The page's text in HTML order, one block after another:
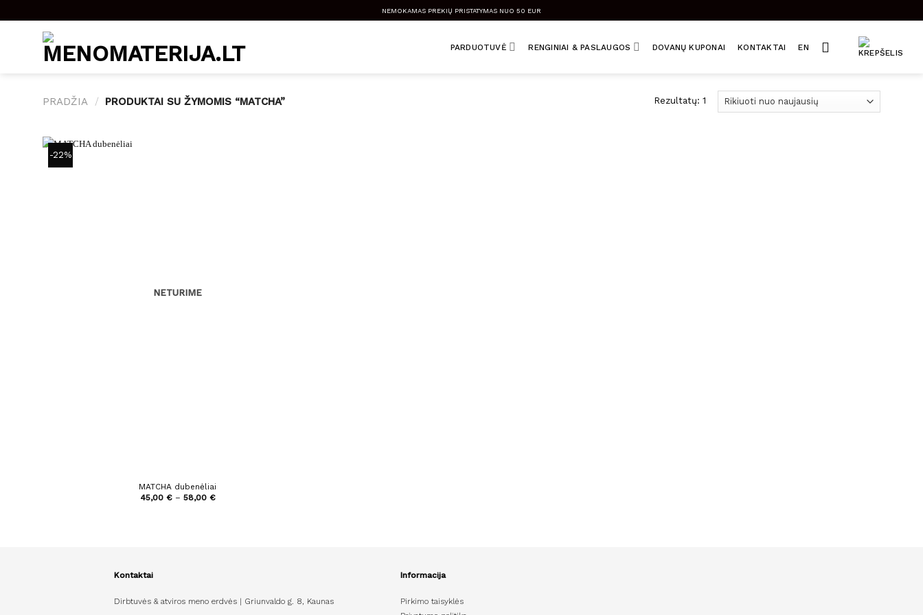
to
NEMOKAMAS PREKIŲ PRISTATYMAS NUO 50 EUR
PARDUOTUVĖ RENGINIAI & PASLAUGOS DOVANŲ KUPONAI KONTAKTAI EN
PRADŽIA / PRODUKTAI SU ŽYMOMIS “MATCHA” Rezultatų: 1
-22%
NETURIME
MATCHA dubenėliai
45,00 € – 58,00 €Price
Kontaktai
Dirbtuvės & atviros meno erdvės | Griunvaldo g. 8, Kaunas
Informacija
Pirkimo taisyklės